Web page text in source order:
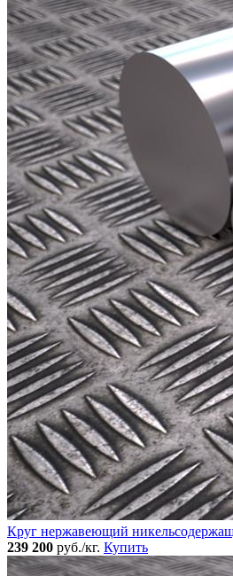
Круг нержавеющий
239 200 руб./кг. Купить